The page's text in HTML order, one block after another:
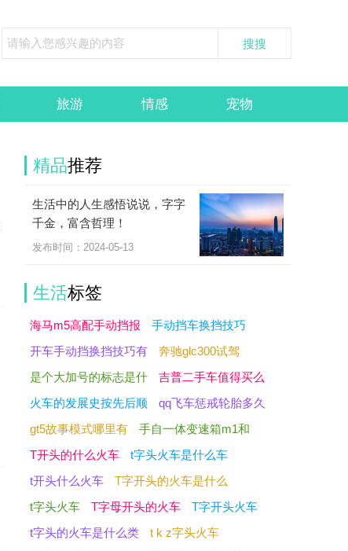
旅游 情感 宠物
精品推荐
生活中的人生感悟说说，字字
千金，富含哲理！
发布时间：2024-05-13
生活标签
海马m5高配手动挡报
手动挡车换挡技巧
开车手动挡换挡技巧有
奔驰glc300试驾
是个大加号的标志是什
吉普二手车值得买么
火车的发展史按先后顺
qq飞车惩戒轮胎多久
gt5故事模式哪里有
手自一体变速箱m1和
T开头的什么火车
t字头火车是什么车
t开头什么火车
T字开头的火车是什么
t字头火车
T字母开头的火车
T字开头火车
t字头的火车是什么类
t k z字头火车